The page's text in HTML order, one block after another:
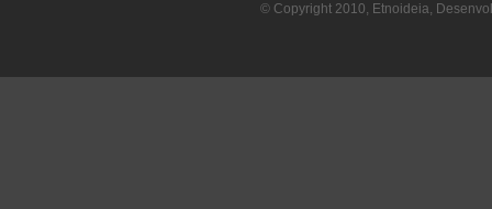
© Copyright 2010, Etnoideia,